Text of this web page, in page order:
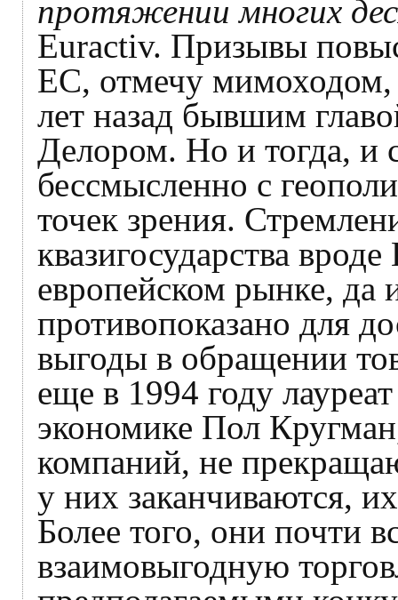
протяжении многих
Euractiv. Призывы
ЕС, отмечу мимоходом,
лет назад бывшим
Делором. Но и тогда, и
бессмысленно с
точек зрения.
квазигосударства
европейском рынке, да
противопоказано для
выгоды в обращении
еще в 1994 году
экономике Пол
компаний, не
у них заканчиваются,
Более того, они почти
взаимовыгодную